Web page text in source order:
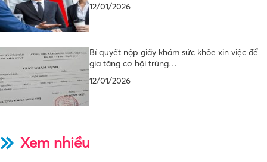
12/01/2026
Bí quyết nộp giấy khám sức khỏe xin việc để
gia tăng cơ hội trúng…
12/01/2026
Xem nhiều